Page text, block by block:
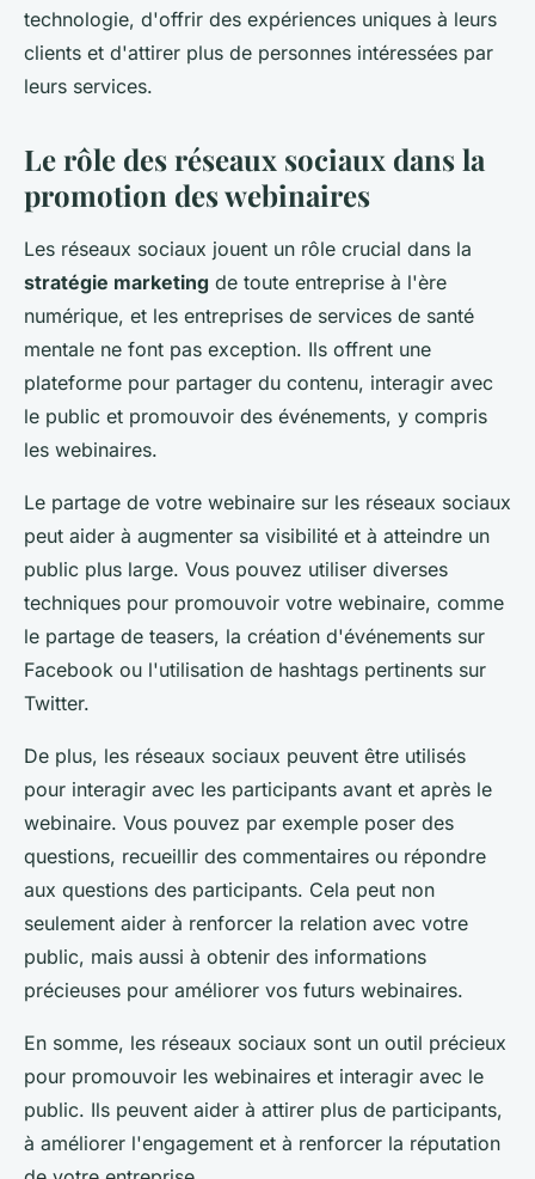
technologie, d'offrir des expériences uniques à leurs
clients et d'attirer plus de personnes intéressées par
leurs services.
Le rôle des réseaux sociaux dans la
promotion des webinaires
Les réseaux sociaux jouent un rôle crucial dans la
stratégie marketing de toute entreprise à l'ère
numérique, et les entreprises de services de santé
mentale ne font pas exception. Ils offrent une
plateforme pour partager du contenu, interagir avec
le public et promouvoir des événements, y compris
les webinaires.
Le partage de votre webinaire sur les réseaux sociaux
peut aider à augmenter sa visibilité et à atteindre un
public plus large. Vous pouvez utiliser diverses
techniques pour promouvoir votre webinaire, comme
le partage de teasers, la création d'événements sur
Facebook ou l'utilisation de hashtags pertinents sur
Twitter.
De plus, les réseaux sociaux peuvent être utilisés
pour interagir avec les participants avant et après le
webinaire. Vous pouvez par exemple poser des
questions, recueillir des commentaires ou répondre
aux questions des participants. Cela peut non
seulement aider à renforcer la relation avec votre
public, mais aussi à obtenir des informations
précieuses pour améliorer vos futurs webinaires.
En somme, les réseaux sociaux sont un outil précieux
pour promouvoir les webinaires et interagir avec le
public. Ils peuvent aider à attirer plus de participants,
à améliorer l'engagement et à renforcer la réputation